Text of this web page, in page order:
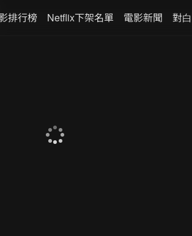
排行榜 Netflix下架名單 電影新聞 對白